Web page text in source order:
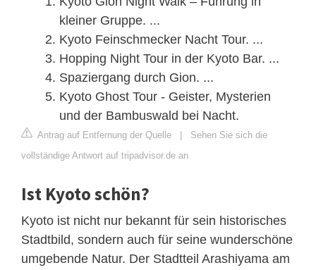
kleiner Gruppe. ...
Kyoto Feinschmecker Nacht Tour. ...
Hopping Night Tour in der Kyoto Bar. ...
Spaziergang durch Gion. ...
Kyoto Ghost Tour - Geister, Mysterien
und der Bambuswald bei Nacht.
Antrag auf Entfernung der Quelle
Sehen Sie sich die
vollständige Antwort auf tripadvisor.de an
Ist Kyoto schön?
Kyoto ist nicht nur bekannt für sein historisches
Stadtbild, sondern auch für seine wunderschöne
umgebende Natur. Der Stadtteil Arashiyama am